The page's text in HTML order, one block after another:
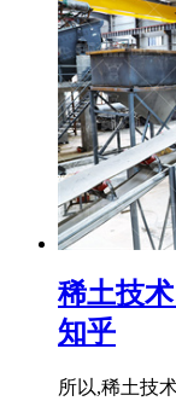
稀土技
知乎
所以,稀土技